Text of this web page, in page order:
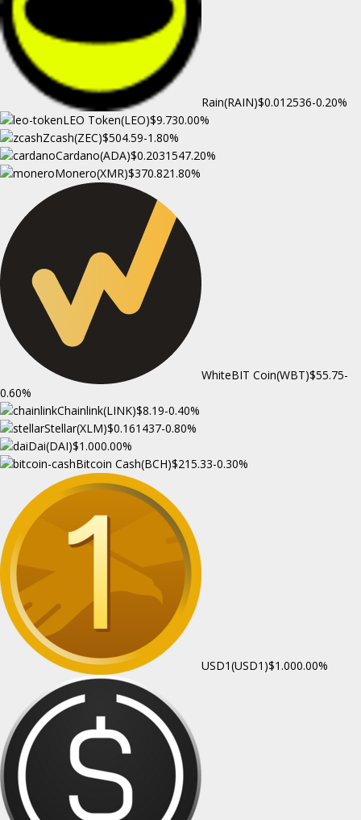
Rain(RAIN)$0.012536-0.20%
LEO Token(LEO)$9.730.00%
Zcash(ZEC)$504.59-1.80%
Cardano(ADA)$0.2031547.20%
Monero(XMR)$370.821.80%
WhiteBIT Coin(WBT)$55.75-
0.60%
Chainlink(LINK)$8.19-0.40%
Stellar(XLM)$0.161437-0.80%
Dai(DAI)$1.000.00%
Bitcoin Cash(BCH)$215.33-0.30%
USD1(USD1)$1.000.00%